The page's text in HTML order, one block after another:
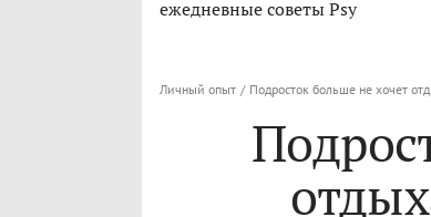
ежедневные советы Psy
Личный опыт / Подросток больше не хочет